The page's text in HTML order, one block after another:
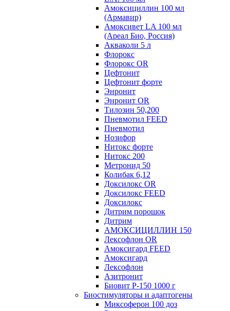
Амоксициллин 100 мл
(Армавир)
Амоксивет LA 100 мл
(Ареал Био, Россия)
Акваколи 5 л
Флорокс
Флорокс OR
Цефтонит
Цефтонит форте
Энронит
Энронит OR
Тилозин 50,200
Пневмотил FEED
Пневмотил
Нозифор
Нитокс форте
Нитокс 200
Метронид 50
Колибак 6,12
Доксилокс OR
Доксилокс FEED
Доксилокс
Дитрим порошок
Дитрим
АМОКСИЦИЛЛИН 150
Лексофлон OR
Амоксигард FEED
Амоксигард
Лексофлон
Азитронит
Биовит Р-150 1000 г
Биостимуляторы и адаптогены
Миксоферон 100 доз